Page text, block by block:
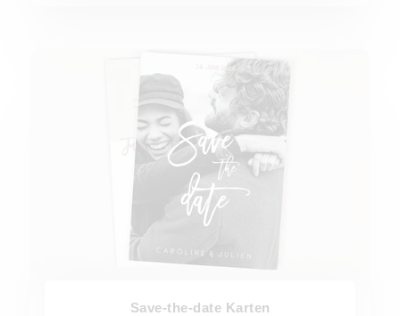
Save-the-date Karten